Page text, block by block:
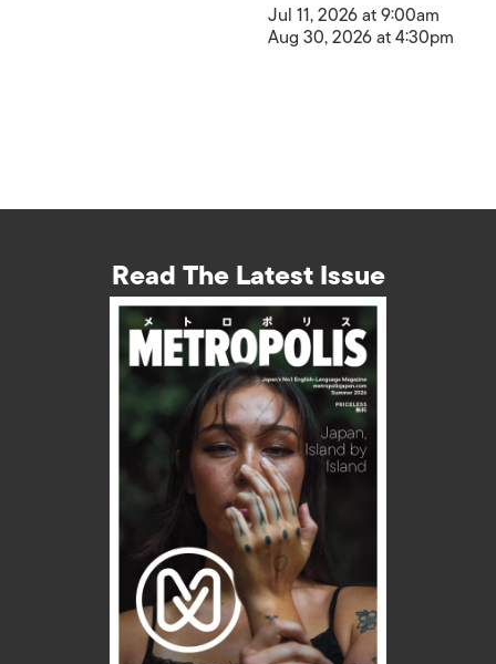
Jul 11, 2026 at 9:00am
Aug 30, 2026 at 4:30pm
Read The Latest Issue